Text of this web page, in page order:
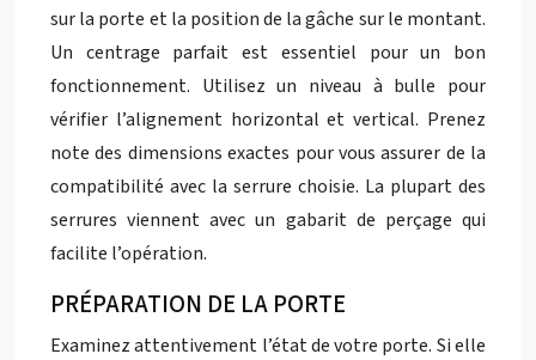
sur la porte et la position de la gâche sur le montant.
Un centrage parfait est essentiel pour un bon
fonctionnement. Utilisez un niveau à bulle pour
vérifier l’alignement horizontal et vertical. Prenez
note des dimensions exactes pour vous assurer de la
compatibilité avec la serrure choisie. La plupart des
serrures viennent avec un gabarit de perçage qui
facilite l’opération.
PRÉPARATION DE LA PORTE
Examinez attentivement l’état de votre porte. Si elle